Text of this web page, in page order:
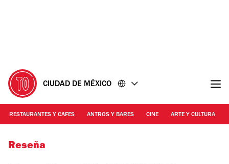
CIUDAD DE MÉXICO
RESTAURANTES Y CAFES ANTROS Y BARES CINE ARTE Y CULTURA
Foto: Alejandra Carbajal
Reseña